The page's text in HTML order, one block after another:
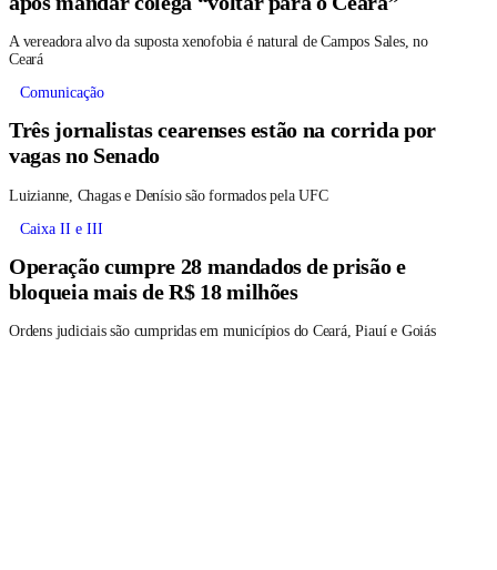
A vereadora alvo da suposta xenofobia é natural de Campos Sales, no
Ceará
Comunicação
Três jornalistas cearenses estão na corrida por
vagas no Senado
Luizianne, Chagas e Denísio são formados pela UFC
Caixa II e III
Operação cumpre 28 mandados de prisão e
bloqueia mais de R$ 18 milhões
Ordens judiciais são cumpridas em municípios do Ceará, Piauí e Goiás